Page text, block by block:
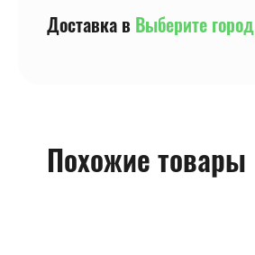
Доставка в Выберите город
Похожие товары